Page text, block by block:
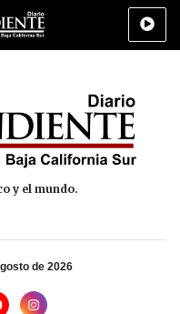
Deportes Cultura
y el mundo.
de 2026